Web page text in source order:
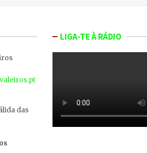
das
LIGA-TE À RÁDIO